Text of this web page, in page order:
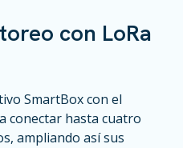
con LoRa
SmartBox con el
conectar hasta cuatro
ampliando así sus